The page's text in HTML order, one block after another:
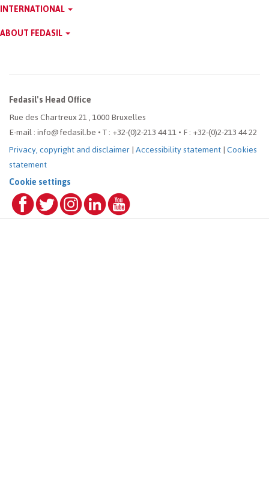
INTERNATIONAL
ABOUT FEDASIL
Fedasil's Head Office
Rue des Chartreux 21 , 1000 Bruxelles
E-mail : info@fedasil.be • T : +32-(0)2-213 44 11 • F : +32-(0)2-213 44 22
Privacy, copyright and disclaimer|Accessibility statement|Cookies
statement
Cookie settings